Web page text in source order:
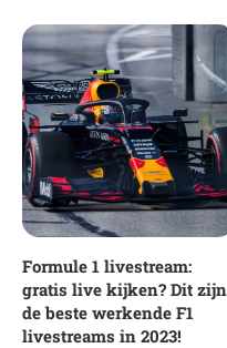
Formule 1 livestream:
gratis live kijken? Dit zijn
de beste werkende F1
livestreams in 2023!